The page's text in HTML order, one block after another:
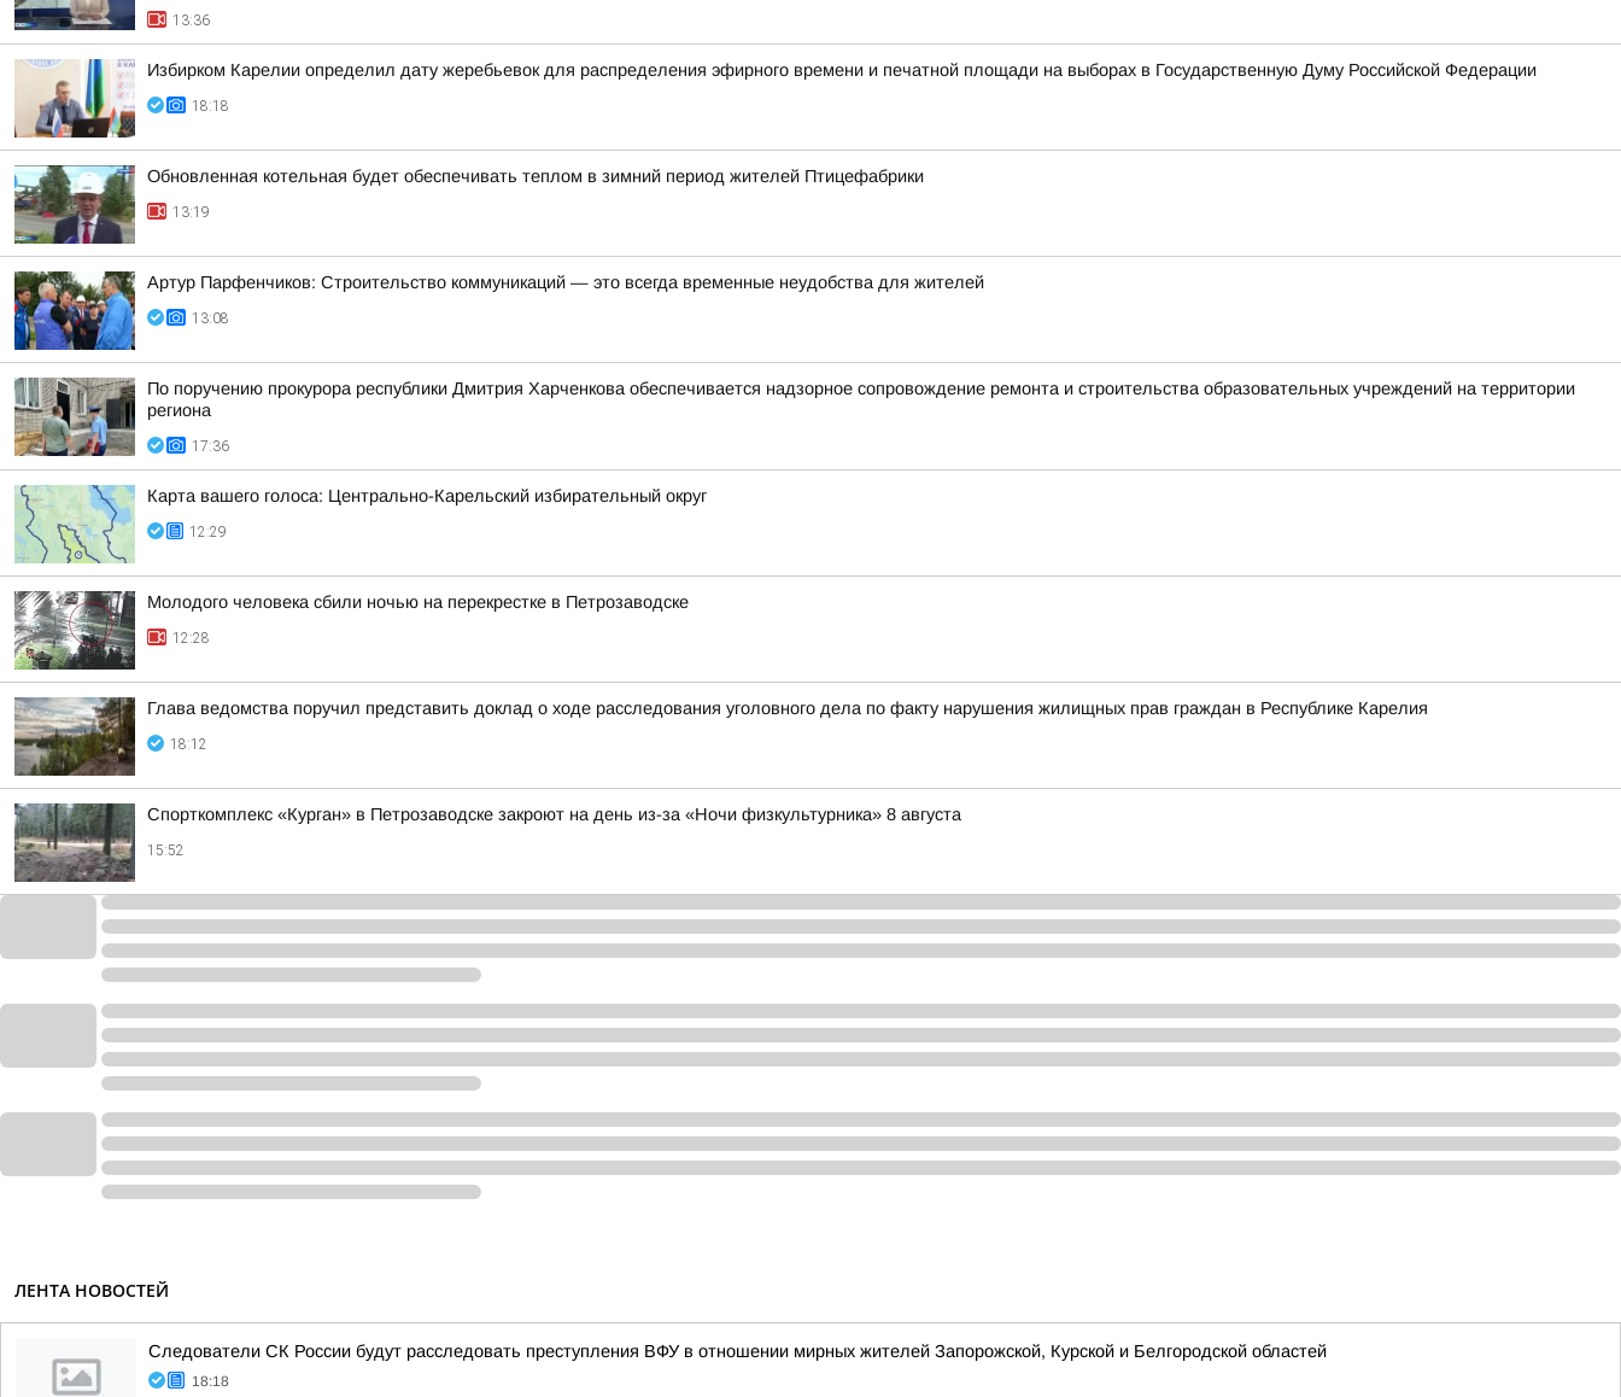
13:36
Избирком Карелии определил дату жеребьевок для распределения эфирного времени и печатной площади на выборах в Государственную Думу Российской Федерации
18:18
Обновленная котельная будет обеспечивать теплом в зимний период жителей Птицефабрики
13:19
Артур Парфенчиков: Строительство коммуникаций — это всегда временные неудобства для жителей
13:08
По поручению прокурора республики Дмитрия Харченкова обеспечивается надзорное сопровождение ремонта и строительства образовательных учреждений на территории
региона
17:36
Карта вашего голоса: Центрально-Карельский избирательный округ
12:29
Молодого человека сбили ночью на перекрестке в Петрозаводске
12:28
Глава ведомства поручил представить доклад о ходе расследования уголовного дела по факту нарушения жилищных прав граждан в Республике Карелия
18:12
Спорткомплекс «Курган» в Петрозаводске закроют на день из-за «Ночи физкультурника» 8 августа
15:52
ЛЕНТА НОВОСТЕЙ
Следователи СК России будут расследовать преступления ВФУ в отношении мирных жителей Запорожской, Курской и Белгородской областей
18:18